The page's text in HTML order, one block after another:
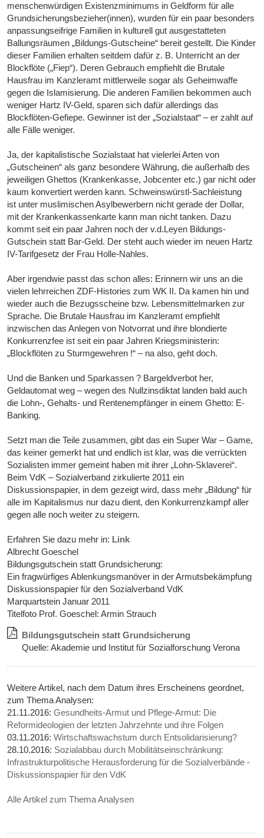
menschenwürdigen Existenzminimums in Geldform für alle
Grundsicherungsbezieher(innen), wurden für ein paar besonders
anpassungseifrige Familien in kulturell gut ausgestatteten
Ballungsräumen „Bildungs-Gutscheine“ bereit gestellt. Die Kinder
dieser Familien erhalten seitdem dafür z. B. Unterricht an der
Blockflöte („Fiep“). Deren Gebrauch empfiehlt die Brutale
Hausfrau im Kanzleramt mittlerweile sogar als Geheimwaffe
gegen die Islamisierung. Die anderen Familien bekommen auch
weniger Hartz IV-Geld, sparen sich dafür allerdings das
Blockflöten-Gefiepe. Gewinner ist der „Sozialstaat“ – er zahlt auf
alle Fälle weniger.
Ja, der kapitalistische Sozialstaat hat vielerlei Arten von
„Gutscheinen“ als ganz besondere Währung, die außerhalb des
jeweiligen Ghettos (Krankenkasse, Jobcenter etc.) gar nicht oder
kaum konvertiert werden kann. Schweinswürstl-Sachleistung
ist unter muslimischen Asylbewerbern nicht gerade der Dollar,
mit der Krankenkassenkarte kann man nicht tanken. Dazu
kommt seit ein paar Jahren noch der v.d.Leyen Bildungs-
Gutschein statt Bar-Geld. Der steht auch wieder im neuen Hartz
IV-Tarifgesetz der Frau Holle-Nahles.
Aber irgendwie passt das schon alles: Erinnern wir uns an die
vielen lehrreichen ZDF-Histories zum WK II. Da kamen hin und
wieder auch die Bezugsscheine bzw. Lebensmittelmarken zur
Sprache. Die Brutale Hausfrau im Kanzleramt empfiehlt
inzwischen das Anlegen von Notvorrat und ihre blondierte
Konkurrenzfee ist seit ein paar Jahren Kriegsministerin:
„Blockflöten zu Sturmgewehren !“ – na also, geht doch.
Und die Banken und Sparkassen ? Bargeldverbot her,
Geldautomat weg – wegen des Nullzinsdiktat landen bald auch
die Lohn-, Gehalts- und Rentenempfänger in einem Ghetto: E-
Banking.
Setzt man die Teile zusammen, gibt das ein Super War – Game,
das keiner gemerkt hat und endlich ist klar, was die verrückten
Sozialisten immer gemeint haben mit ihrer „Lohn-Sklaverei“.
Beim VdK – Sozialverband zirkulierte 2011 ein
Diskussionspapier, in dem gezeigt wird, dass mehr „Bildung“ für
alle im Kapitalismus nur dazu dient, den Konkurrenzkampf aller
gegen alle noch weiter zu steigern.
Erfahren Sie dazu mehr in: Link
Albrecht Goeschel
Bildungsgutschein statt Grundsicherung:
Ein fragwürfiges Ablenkungsmanöver in der Armutsbekämpfung
Diskussionspapier für den Sozialverband VdK
Marquartstein Januar 2011
Titelfoto Prof. Goeschel: Armin Strauch
Bildungsgutschein statt Grundsicherung
Quelle: Akademie und Institut für Sozialforschung Verona
Weitere Artikel, nach dem Datum ihres Erscheinens geordnet,
zum Thema Analysen:
21.11.2016:Gesundheits-Armut und Pflege-Armut: Die
Reformideologien der letzten Jahrzehnte und ihre Folgen
03.11.2016:Wirtschaftswachstum durch Entsolidarisierung?
28.10.2016: Sozialabbau durch Mobilitätseinschränkung:
Infrastrukturpolitische Herausforderung für die Sozialverbände -
Diskussionspapier für den VdK
Alle Artikel zum Thema Analysen